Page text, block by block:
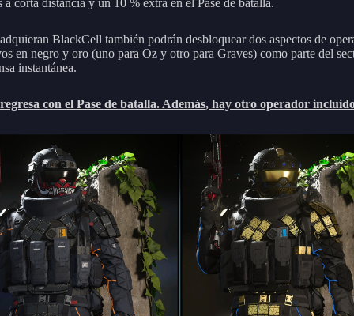
BlackCell también podrán desbloquear dos aspectos de
en negro y oro (uno para Oz y otro para Graves) como parte del
instantánea.
con el Pase de batalla. Además, hay otro operador